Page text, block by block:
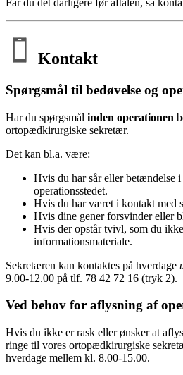
Får du det dårligere før aftalen, så
Kontakt
Spørgsmål til bedøvelse og
Har du spørgsmål inden operationen
ortopædkirurgiske sekretær.
Det kan bl.a. være:
Hvis du har sår eller betændelse
operationsstedet.
Hvis du har været i kontakt med
Hvis dine gener forsvinder eller
Hvis der opstår tvivl, som du
informationsmateriale.
Sekretæren kan kontaktes på hverdage
9.00-12.00 på tlf. 78 42 72 16 (tryk 2).
Ved behov for aflysning af
Hvis du ikke er rask eller ønsker at
ringe til vores ortopædkirurgiske
hverdage mellem kl. 8.00-15.00.